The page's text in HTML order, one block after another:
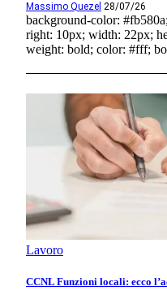
Massimo Quezel 28/07/26
background-color:
right: 10px; width: 22px;
weight: bold; color: #fff;
Lavoro
CCNL Funzioni locali: ecco